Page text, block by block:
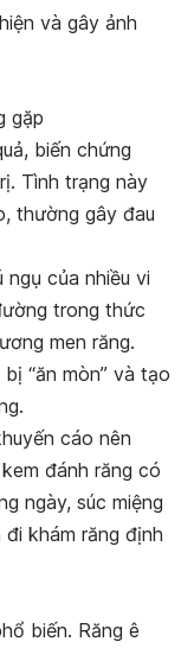
và gây ảnh
biến chứng
Tình trạng này
thường gây đau
ngụ của nhiều vi
trong thức
men răng.
“ăn mòn” và tạo
cáo nên
đánh răng có
ngày, súc miệng
khám răng định
biến. Răng ê